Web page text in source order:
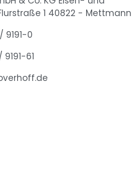
1 40822 - Mettmann
9191-0
61